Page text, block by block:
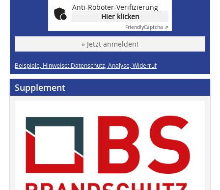
Anti-Roboter-Verifizierung
Hier klicken
FriendlyCaptcha ⇗
» Jetzt anmelden!
Beispiele, Hinweise: Datenschutz, Analyse, Widerruf
Supplement